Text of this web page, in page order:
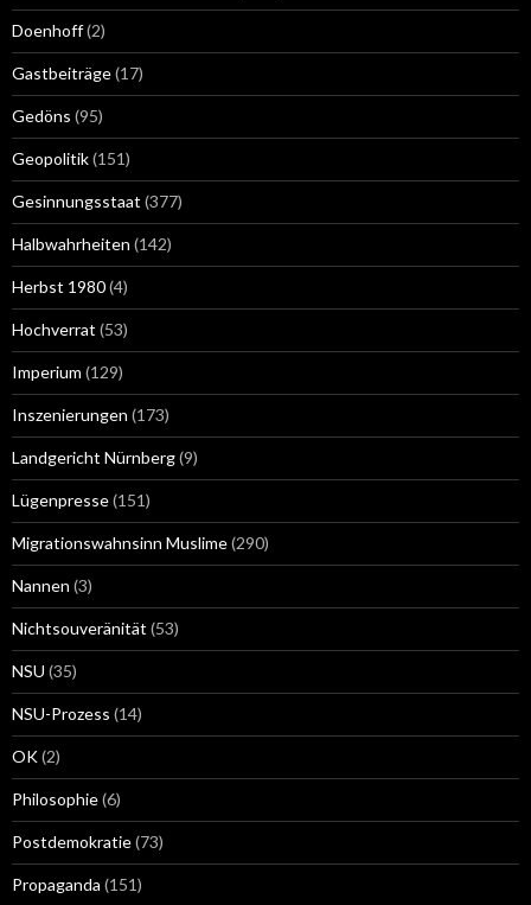
Doenhoff(2)
Gastbeiträge(17)
Gedöns (95)
Geopolitik(151)
Gesinnungsstaat (377)
Halbwahrheiten (142)
Herbst 1980(4)
Hochverrat (53)
Imperium (129)
Inszenierungen (173)
Landgericht Nürnberg(9)
Lügenpresse(151)
Migrationswahnsinn Muslime(290)
Nannen (3)
Nichtsouveränität (53)
NSU (35)
NSU-Prozess (14)
OK(2)
Philosophie(6)
Postdemokratie(73)
Propaganda (151)